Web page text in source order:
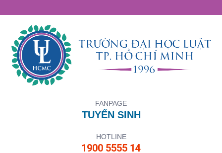
FANPAGE
TUYỂN SINH
HOTLINE
1900 5555 14